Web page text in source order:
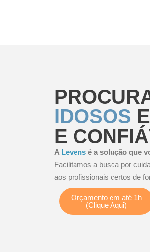
IDOSOS
E
A Levens é a solução que
Facilitamos a busca por
aos profissionais certos de
Orçamento em até 1h
(Clique Aqui)